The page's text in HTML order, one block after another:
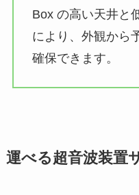
Box の高い天井と
により、外観から
確保できます。
運べる超音波装置